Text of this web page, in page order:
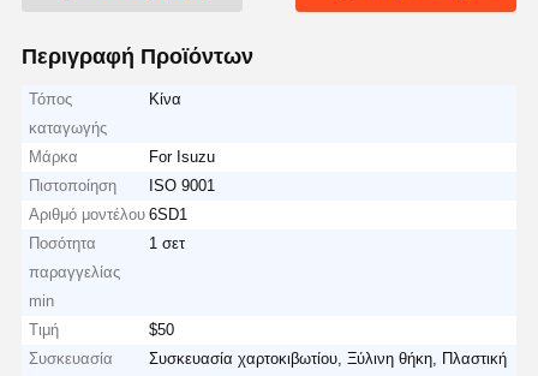
Περιγραφή Προϊόντων
Τόπος
καταγωγής
Κίνα
Μάρκα
For Isuzu
Πιστοποίηση
ISO 9001
Αριθμό μοντέλου 6SD1
Ποσότητα
παραγγελίας
min
1 σετ
Τιμή
$50
Συσκευασία
Συσκευασία χαρτοκιβωτίου, Ξύλινη θήκη, Πλαστική